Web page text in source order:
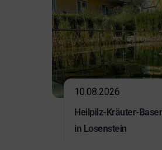
10.08.2026
Heilpilz-Kräuter-
in Losenstein